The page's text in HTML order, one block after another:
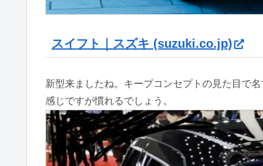
スイフト｜スズキ (suzuki.co.jp)
新型来ましたね。キープコンセプトの見た目で
感じですが慣れるでしょう。